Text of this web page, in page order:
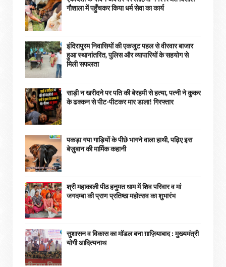
गौशाला में पहुँचकर किया धर्म सेवा का कार्य
इंदिरापुरम निवासियों की एकजुट पहल से वीरवार बाजार
हुआ स्थानांतरित, पुलिस और व्यापारियों के सहयोग से
मिली सफलता
साड़ी न खरीदने पर पति की बेरहमी से हत्या, पत्नी ने कुकर
के ढक्कन से पीट-पीटकर मार डाला! गिरफ्तार
पकड़ा गया गाड़ियों के पीछे भागने वाला हाथी, पढ़िए इस
बेज़ुबान की मार्मिक कहानी
श्री महाकाली पीठ हनुमत धाम में शिव परिवार व मां
जगदम्बा की प्राण प्रतिष्ठा महोत्सव का शुभारंभ
सुशासन व विकास का मॉडल बना ग़ाज़ियाबाद : ​मुख्यमंत्री
योगी आदित्यनाथ